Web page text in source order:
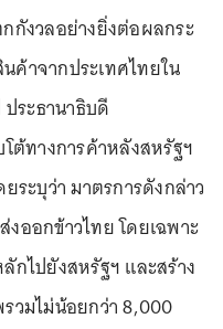
กังวลอย่างยิ่งต่อผลกระ
ค้าจากประเทศไทยใน
ระธานาธิบดี
ต้ทางการค้าหลังสหรัฐฯ
ระบุว่า มาตรการดังกล่าว
ออกข้าวไทย โดยเฉพาะ
กไปยังสหรัฐฯ และสร้าง
วมไม่น้อยกว่า 8,000